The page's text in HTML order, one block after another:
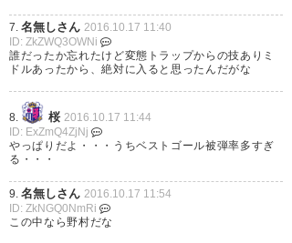
7. 名無しさん 2016.10.17 11:40
ID: ZkZWQ3OWNi
誰だったか忘れたけど変態トラップからの技ありミ
ドルあったから、絶対に入ると思ったんだがな
8. 桜 2016.10.17 11:44
ID: ExZmQ4ZjNj
やっぱりだよ・・・うちベストゴール被弾率多すぎ
る・・・
9. 名無しさん 2016.10.17 11:54
ID: ZkNGQ0NmRi
この中なら野村だな